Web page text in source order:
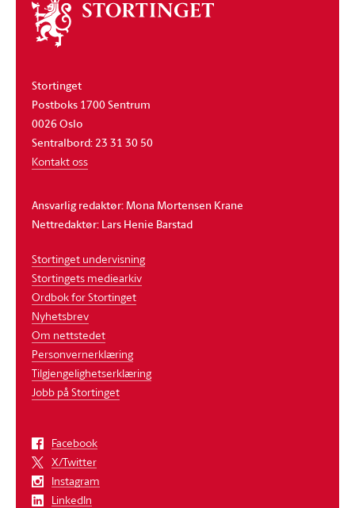
Om
stortinget
Stortinget
Postboks 1700 Sentrum
0026 Oslo
Sentralbord: 23 31 30 50
Kontakt oss
Ansvarlig redaktør: Mona Mortensen Krane
Nettredaktør: Lars Henie Barstad
Stortinget undervisning
Stortingets mediearkiv
Ordbok for Stortinget
Nyhetsbrev
Om nettstedet
Personvernerklæring
Tilgjengelighetserklæring
Jobb på Stortinget
Facebook
X/Twitter
Instagram
LinkedIn